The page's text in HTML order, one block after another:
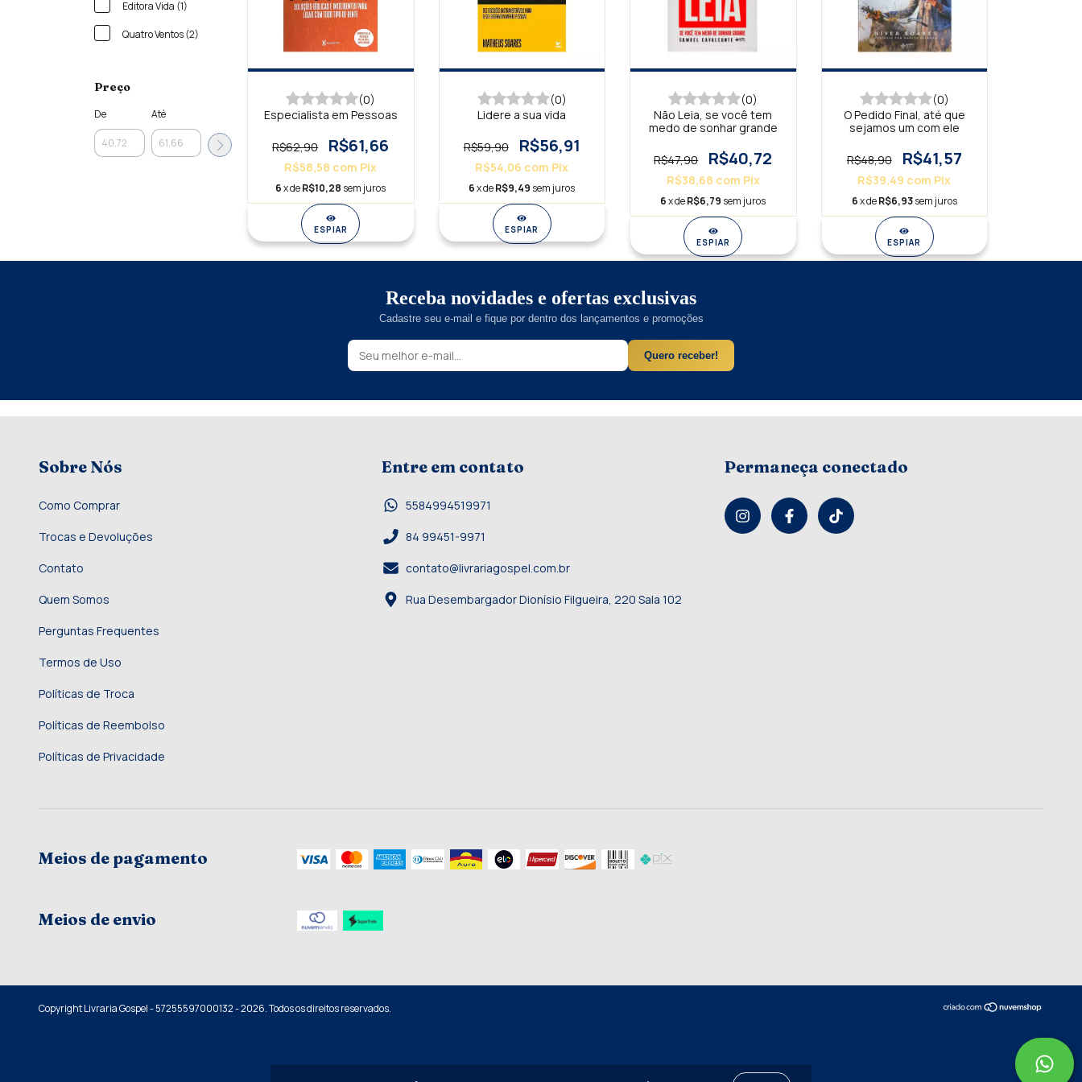
Editora Vida (1)
Quatro Ventos (2)
Preço
De Até
(0)
Especialista em Pessoas
R$62,90 R$61,66
R$58,58 com Pix
6x deR$10,28 sem juros
ESPIAR
(0)
Lidere a sua vida
R$59,90 R$56,91
R$54,06 com Pix
6x deR$9,49 sem juros
ESPIAR
(0)
Não Leia, se você tem
medo de sonhar grande
R$47,90 R$40,72
R$38,68 com Pix
6x deR$6,79 sem juros
ESPIAR
(0)
O Pedido Final, até que
sejamos um com ele
R$48,90 R$41,57
R$39,49 com Pix
6x deR$6,93sem juros
ESPIAR
Receba novidades e ofertas exclusivas
Cadastre seu e-mail e fique por dentro dos lançamentos e promoções
Quero receber!
Sobre Nós
Como Comprar
Trocas e Devoluções
Contato
Quem Somos
Perguntas Frequentes
Termos de Uso
Políticas de Troca
Políticas de Reembolso
Políticas de Privacidade
Entre em contato
5584994519971
84 99451-9971
contato@livrariagospel.com.br
Rua Desembargador Dionísio Filgueira, 220 Sala 102
Permaneça conectado
Meios de pagamento
Meios de envio
Copyright Livraria Gospel - 57255597000132 - 2026. Todos os direitos reservados.